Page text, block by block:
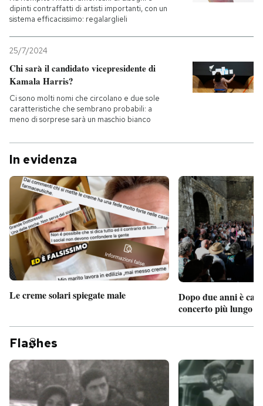
dipinti contraffatti di artisti importanti, con un
sistema efficacissimo: regalarglieli
25/7/2024
Chi sarà il candidato vicepresidente di
Kamala Harris?
Ci sono molti nomi che circolano e due sole
caratteristiche che sembrano probabili: a
meno di sorprese sarà un maschio bianco
In evidenza
Le creme solari spiegate male
Dopo due anni è
concerto più lungo
Fla hes